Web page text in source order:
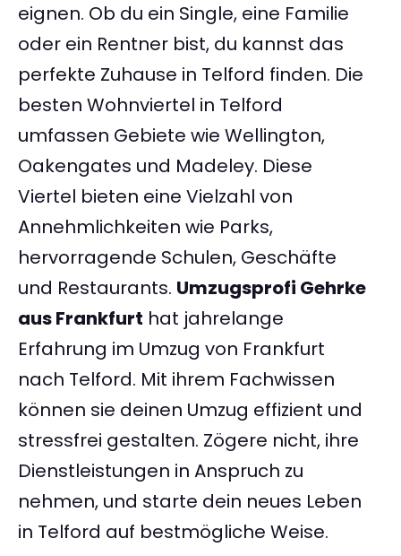
eignen. Ob du ein Single, eine Familie
oder ein Rentner bist, du kannst das
perfekte Zuhause in Telford finden. Die
besten Wohnviertel in Telford
umfassen Gebiete wie Wellington,
Oakengates und Madeley. Diese
Viertel bieten eine Vielzahl von
Annehmlichkeiten wie Parks,
hervorragende Schulen, Geschäfte
und Restaurants. Umzugsprofi Gehrke
aus Frankfurt hat jahrelange
Erfahrung im Umzug von Frankfurt
nach Telford. Mit ihrem Fachwissen
können sie deinen Umzug effizient und
stressfrei gestalten. Zögere nicht, ihre
Dienstleistungen in Anspruch zu
nehmen, und starte dein neues Leben
in Telford auf bestmögliche Weise.